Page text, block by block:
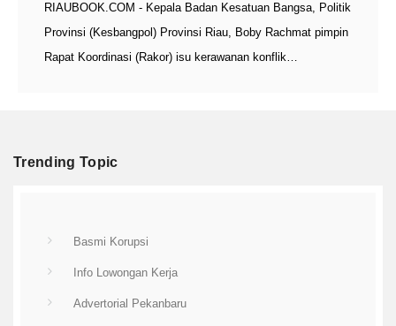
RIAUBOOK.COM - Kepala Badan Kesatuan Bangsa, Politik
Provinsi (Kesbangpol) Provinsi Riau, Boby Rachmat pimpin
Rapat Koordinasi (Rakor) isu kerawanan konflik…
Trending Topic
Basmi Korupsi
Info Lowongan Kerja
Advertorial Pekanbaru